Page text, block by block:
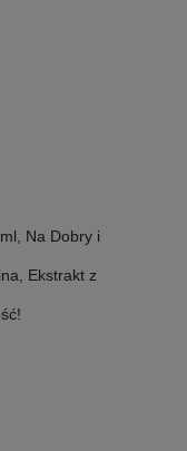
Na Dobry i
Ekstrakt z